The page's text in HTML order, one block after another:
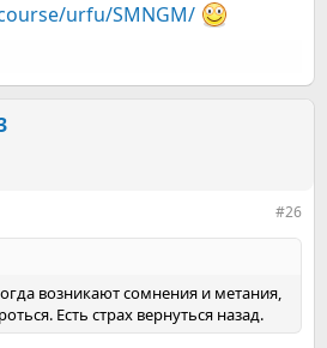
urfu/SMNGM/
#26
возникают сомнения и метания,
Есть страх вернуться назад.